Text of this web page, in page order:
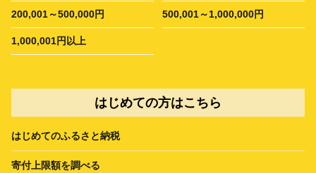
200,001～500,000円 500,001～1,000,000円
1,000,001円以上
はじめての方はこちら
はじめてのふるさと納税
寄付上限額を調べる